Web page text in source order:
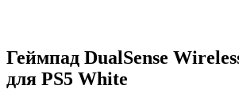
Геймпад DualSense
для PS5 White